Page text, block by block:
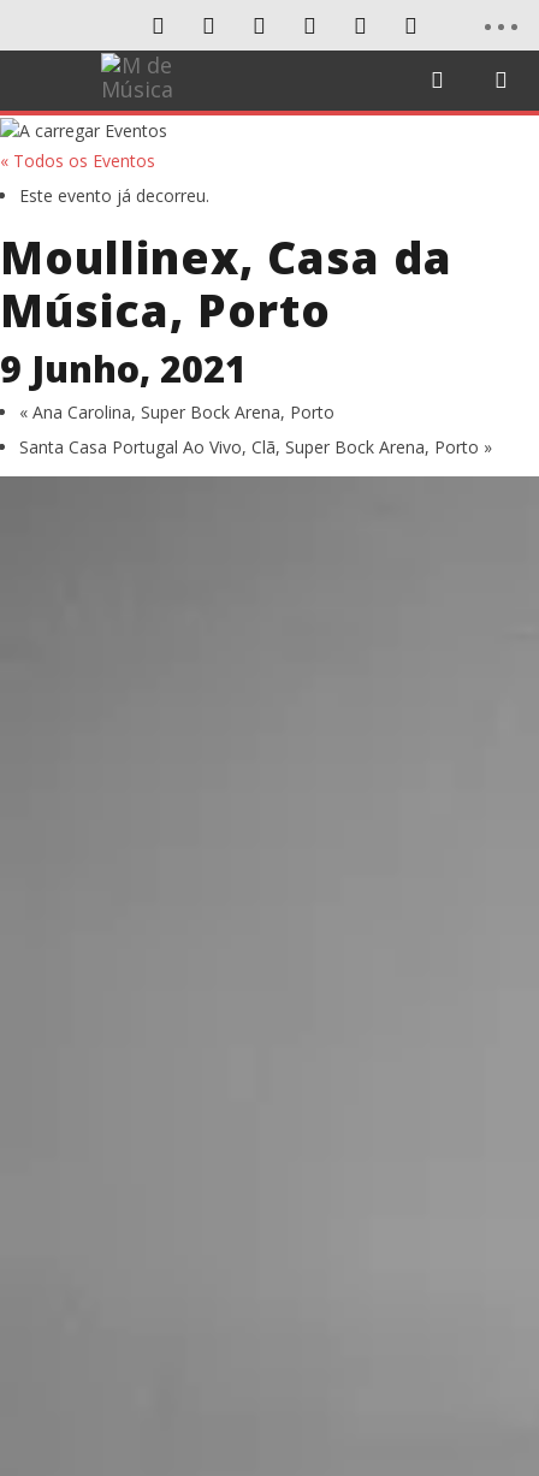
« Todos os Eventos
Este evento já decorreu.
Moullinex, Casa da
Música, Porto
9 Junho, 2021
« Ana Carolina, Super Bock Arena, Porto
Santa Casa Portugal Ao Vivo, Clã, Super Bock Arena, Porto »